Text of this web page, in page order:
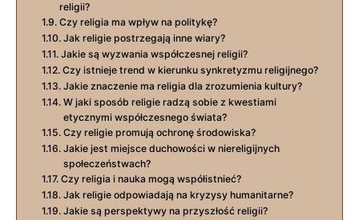
religii?
Czy religia ma wpływ na politykę?
Jak religie postrzegają inne wiary?
Jakie są wyzwania współczesnej religii?
Czy istnieje trend w kierunku synkretyzmu religijnego?
Jakie znaczenie ma religia dla zrozumienia kultury?
W jaki sposób religie radzą sobie z kwestiami
etycznymi współczesnego świata?
Czy religie promują ochronę środowiska?
Jakie jest miejsce duchowości w niereligijnych
społeczeństwach?
Czy religia i nauka mogą współistnieć?
Jak religie odpowiadają na kryzysy humanitarne?
Jakie są perspektywy na przyszłość religii?